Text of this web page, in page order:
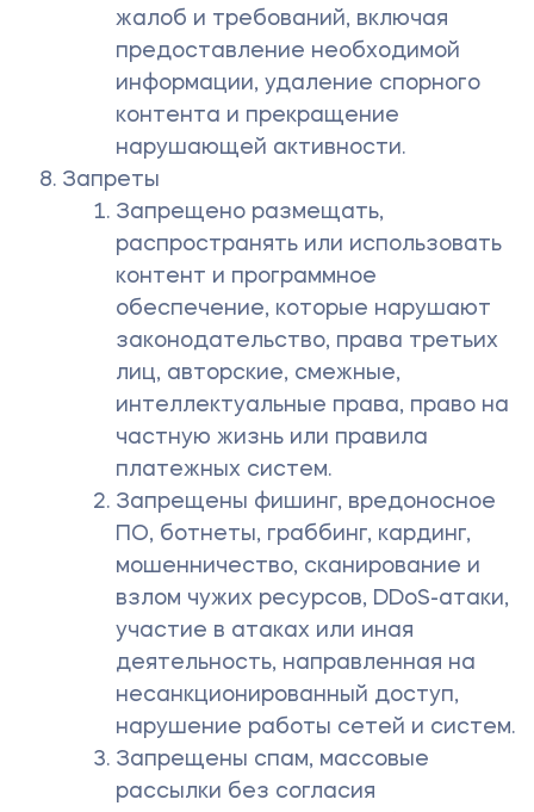
жалоб и требований, включая
предоставление необходимой
информации, удаление спорного
контента и прекращение
нарушающей активности.
Запреты
Запрещено размещать,
распространять или использовать
контент и программное
обеспечение, которые нарушают
законодательство, права третьих
лиц, авторские, смежные,
интеллектуальные права, право на
частную жизнь или правила
платежных систем.
Запрещены фишинг, вредоносное
ПО, ботнеты, граббинг, кардинг,
мошенничество, сканирование и
взлом чужих ресурсов, DDoS-атаки,
участие в атаках или иная
деятельность, направленная на
несанкционированный доступ,
нарушение работы сетей и систем.
Запрещены спам, массовые
рассылки без согласия